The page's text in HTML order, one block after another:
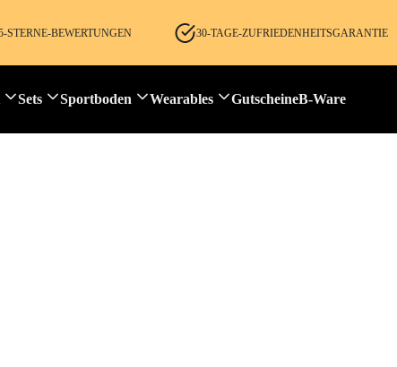
STERNE-BEWERTUNGEN 30-TAGE-ZUFRIEDENHEITSGARANTIE
Sets Sportboden Wearables GutscheineB-Ware